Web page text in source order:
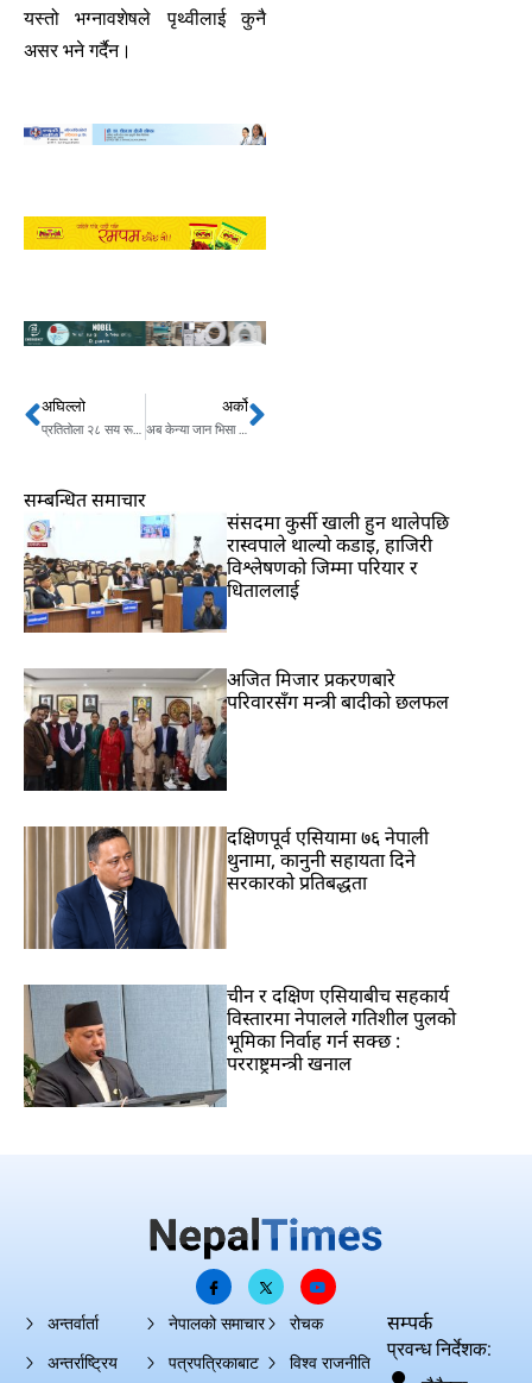
यस्तो भग्नावशेषले पृथ्वीलाई कुनै
असर भने गर्दैन।
Prev
अघिल्लो अर्कोNext
सम्बन्धित समाचार
संसदमा कुर्सी खाली हुन थालेपछि
रास्वपाले थाल्यो कडाइ, हाजिरी
विश्लेषणको जिम्मा परियार र
धिताललाई
अजित मिजार प्रकरणबारे
परिवारसँग मन्त्री बादीको छलफल
दक्षिणपूर्व एसियामा ७६ नेपाली
थुनामा, कानुनी सहायता दिने
सरकारको प्रतिबद्धता
चीन र दक्षिण एसियाबीच सहकार्य
विस्तारमा नेपालले गतिशील पुलको
भूमिका निर्वाह गर्न सक्छ :
परराष्ट्रमन्त्री खनाल
अन्तर्वार्ता
अन्तर्राष्ट्रिय
नेपालको समाचार
पत्रपत्रिकाबाट
रोचक
विश्व राजनीति
सम्पर्क
प्रवन्ध निर्देशक: